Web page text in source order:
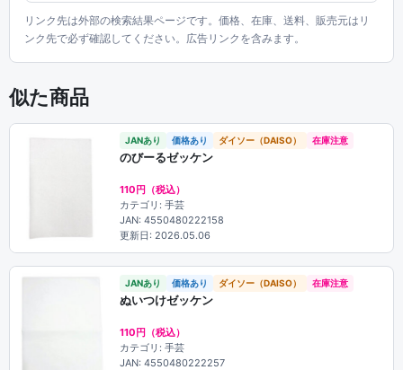
リンク先は外部の検索結果ページです。価格、在庫、送料、販売元はリ
ンク先で必ず確認してください。広告リンクを含みます。
似た商品
JANあり 価格あり ダイソー（DAISO） 在庫注意
のびーるゼッケン
110円（税込）
カテゴリ: 手芸
JAN: 4550480222158
更新日: 2026.05.06
JANあり 価格あり ダイソー（DAISO） 在庫注意
ぬいつけゼッケン
110円（税込）
カテゴリ: 手芸
JAN: 4550480222257